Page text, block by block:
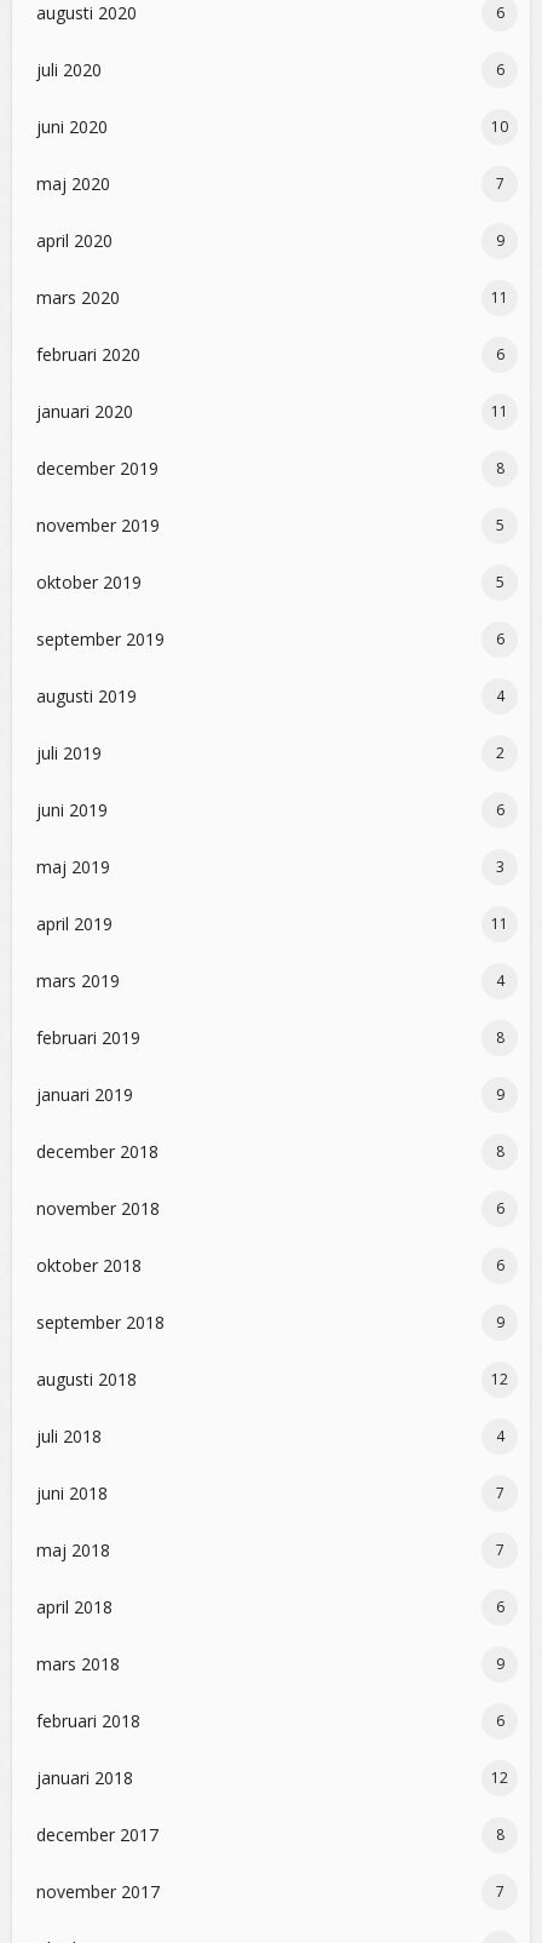
augusti 2020 6
juli 2020 6
juni 2020 10
maj 2020 7
april 2020 9
mars 2020 11
februari 2020 6
januari 2020 11
december 2019 8
november 2019 5
oktober 2019 5
september 2019 6
augusti 2019 4
juli 2019 2
juni 2019 6
maj 2019 3
april 2019 11
mars 2019 4
februari 2019 8
januari 2019 9
december 2018 8
november 2018 6
oktober 2018 6
september 2018 9
augusti 2018 12
juli 2018 4
juni 2018 7
maj 2018 7
april 2018 6
mars 2018 9
februari 2018 6
januari 2018 12
december 2017 8
november 2017 7